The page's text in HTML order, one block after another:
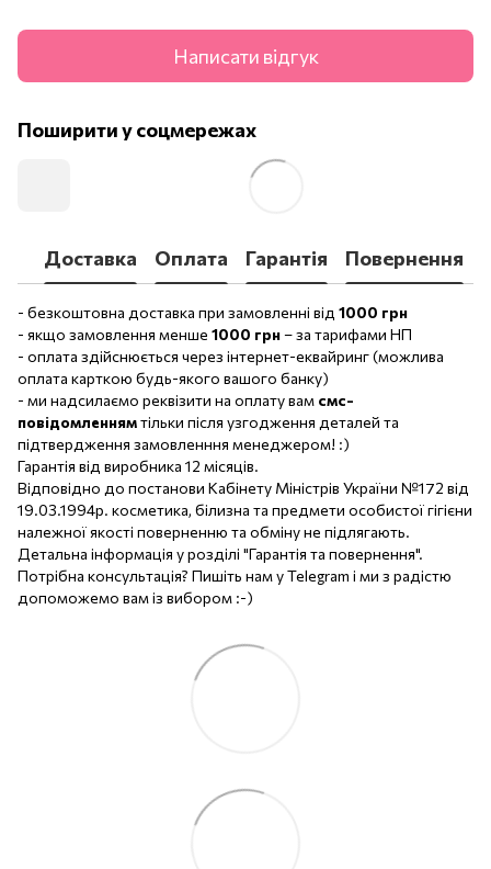
Написати відгук
Поширити у соцмережах
Доставка Оплата Гарантія Повернення
- безкоштовна доставка при замовленні від 1000 грн
- якщо замовлення менше 1000 грн– за тарифами НП
- оплата здійснюється через інтернет-еквайринг (можлива
оплата карткою будь-якого вашого банку)
- ми надсилаємо реквізити на оплату вам смс-
повідомленнямтільки після узгодження деталей та
підтвердження замовленння менеджером! :)
Гарантія від виробника 12 місяців.
Відповідно до постанови Кабінету Міністрів України №172 від
19.03.1994р. косметика, білизна та предмети особистої гігієни
належної якості поверненню та обміну не підлягають.
Детальна інформація у розділі "Гарантія та повернення".
Потрібна консультація? Пишіть нам у Telegram і ми з радістю
допоможемо вам із вибором :-)